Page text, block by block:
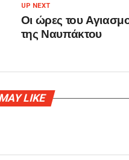
UP NEXT
Οι ώρες του
της Ναυπάκτου
LIKE